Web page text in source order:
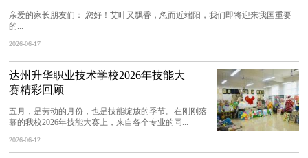
亲爱的家长朋友们： 您好！艾叶又飘香，忽而近端阳，我们即将迎来我国重要
的...
2026-06-17
达州升华职业技术学校2026年技能大
赛精彩回顾
五月，是劳动的月份，也是技能绽放的季节。在刚刚落
幕的我校2026年技能大赛上，来自各个专业的同...
2026-06-12